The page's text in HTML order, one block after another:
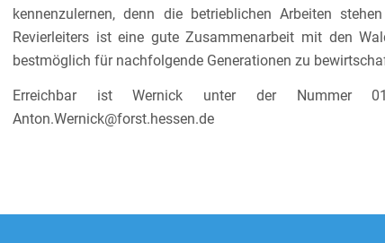
kennenzulernen, denn die betrieblichen Arbeiten
Revierleiters ist eine gute Zusammenarbeit mit den
bestmöglich für nachfolgende Generationen zu
Erreichbar ist Wernick unter der Nummer
Anton.Wernick@forst.hessen.de